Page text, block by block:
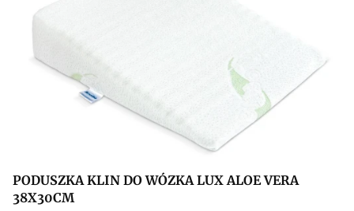
PODUSZKA KLIN DO WÓZKA LUX ALOE VERA
38X30CM